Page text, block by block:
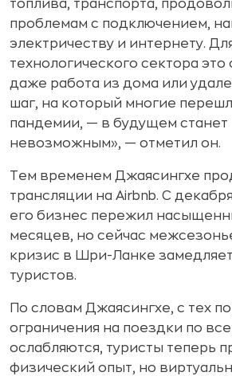
топлива, транспорта,
проблемам с подключением,
электричеству и интернету.
технологического сектора это
даже работа из дома или
шаг, на который многие
пандемии, — в будущем станет
невозможным», — отметил он.
Тем временем Джаясингхе
трансляции на Airbnb. С
его бизнес пережил
месяцев, но сейчас
кризис в Шри-Ланке
туристов.
По словам Джаясингхе, с тех
ограничения на поездки по
ослабляются, туристы теперь
физический опыт, но